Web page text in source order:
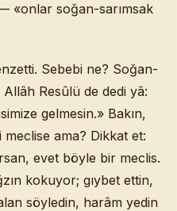
«onlar soğan-sarımsak
Sebebi ne? Soğan-
Resûlü de dedi yâ:
gelmesin.» Bakın,
ama? Dikkat et:
evet böyle bir meclis.
kokuyor; gıybet ettin,
söyledin, harâm yedin